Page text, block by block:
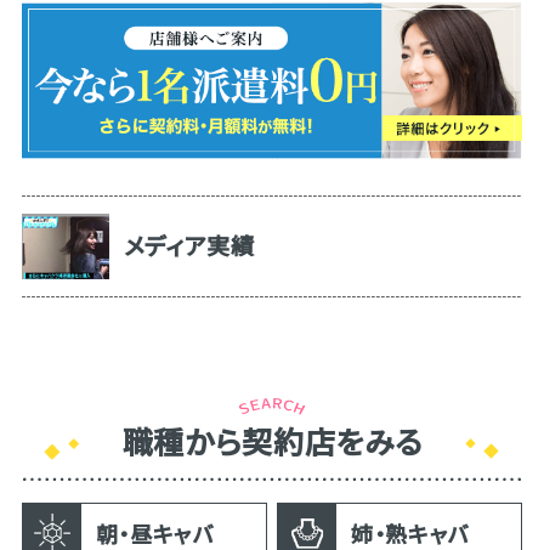
メディア実績
職種から契約店をみる
朝・昼キャバ 姉・熟キャバ